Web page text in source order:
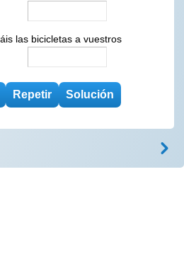
las bicicletas a vuestros